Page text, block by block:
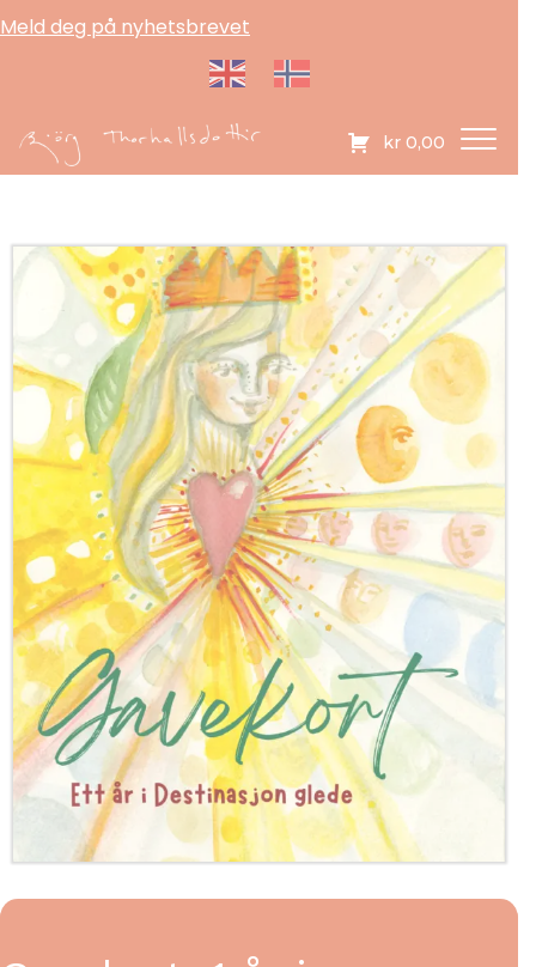
Meld deg på nyhetsbrevet
kr 0,00